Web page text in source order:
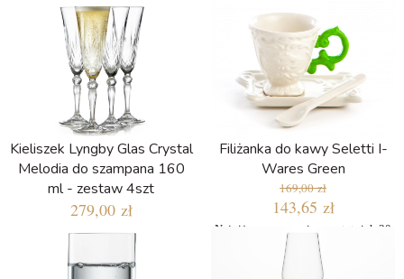
Kieliszek Lyngby Glas Crystal
Melodia do szampana 160
ml - zestaw 4szt
279,00 zł
Filiżanka do kawy Seletti I-
Wares Green
169,00 zł
143,65 zł
Najniższa cena w ciągu ostatnich 30
dni: 143,65 zł